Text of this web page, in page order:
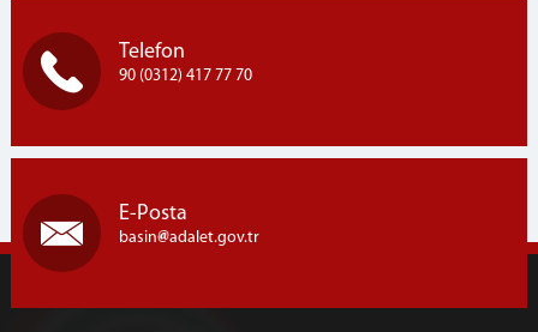
Telefon
90 (0312) 417 77 70
E-Posta
basin adalet.gov.tr